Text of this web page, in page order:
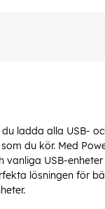
ladda alla USB-
du kör. Med
vanliga USB-
lösningen för